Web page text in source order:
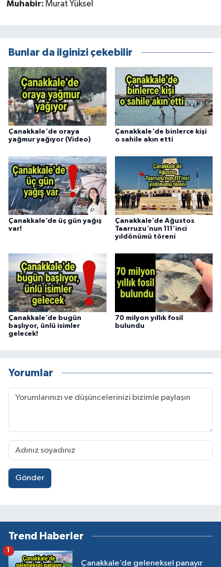
Muhabir: Murat Yüksel
Bunlar da ilginizi çekebilir
Çanakkale'de oraya
yağmur yağıyor (Video)
Çanakkale'de binlerce kişi
o sahile akın etti
Çanakkale’de üç gün yağış
var!
Çanakkale’de Ağustos
Taarruzu'nun 111’inci
yıldönümü töreni
Çanakkale’de bugün
başlıyor, ünlü isimler
gelecek!
70 milyon yıllık fosil
bulundu
Yorumlar
Gönder
Trend Haberler
Çanakkale’de geleneksel panayır
1